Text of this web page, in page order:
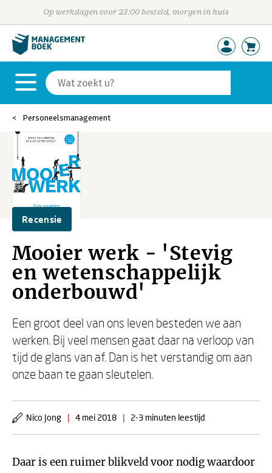
Op werkdagen voor 23:00 besteld, morgen in huis
Personeelsmanagement
Recensie
Mooier werk - 'Stevig
en wetenschappelijk
onderbouwd'
Een groot deel van ons leven besteden we aan
werken. Bij veel mensen gaat daar na verloop van
tijd de glans van af. Dan is het verstandig om aan
onze baan te gaan sleutelen.
Nico Jong | 4 mei 2018 | 2-3 minuten leestijd
Daar is een ruimer blikveld voor nodig waardoor